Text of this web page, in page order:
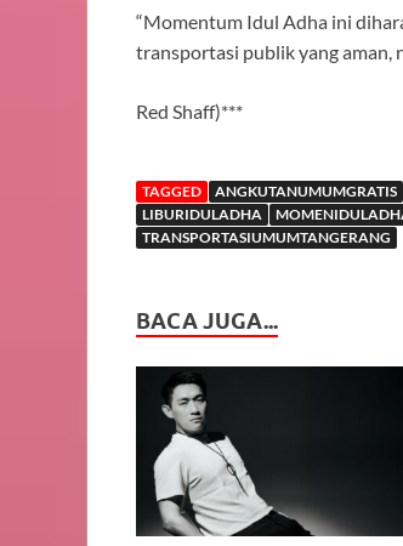
“Momentum Idul Adha ini
transportasi publik yang aman,
Red Shaff)***
TAGGED ANGKUTANUMUMGRATIS
LIBURIDULADHA
TRANSPORTASIUMUMTANGERANG
BACA JUGA...